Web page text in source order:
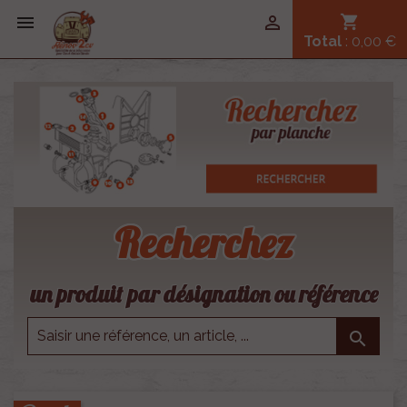
 shopping_cart
Total : 0,00 €

Recherchez
un produit par désignation ou référence
